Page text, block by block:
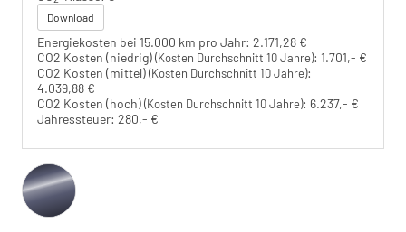
Download
Energiekosten bei 15.000 km pro Jahr: 2.171,28 €
CO2 Kosten (niedrig)(Kosten Durchschnitt 10 Jahre): 1.701,- €
CO2 Kosten (mittel)(Kosten Durchschnitt 10 Jahre):
4.039,88 €
CO2 Kosten (hoch)(Kosten Durchschnitt 10 Jahre): 6.237,- €
Jahressteuer: 280,- €